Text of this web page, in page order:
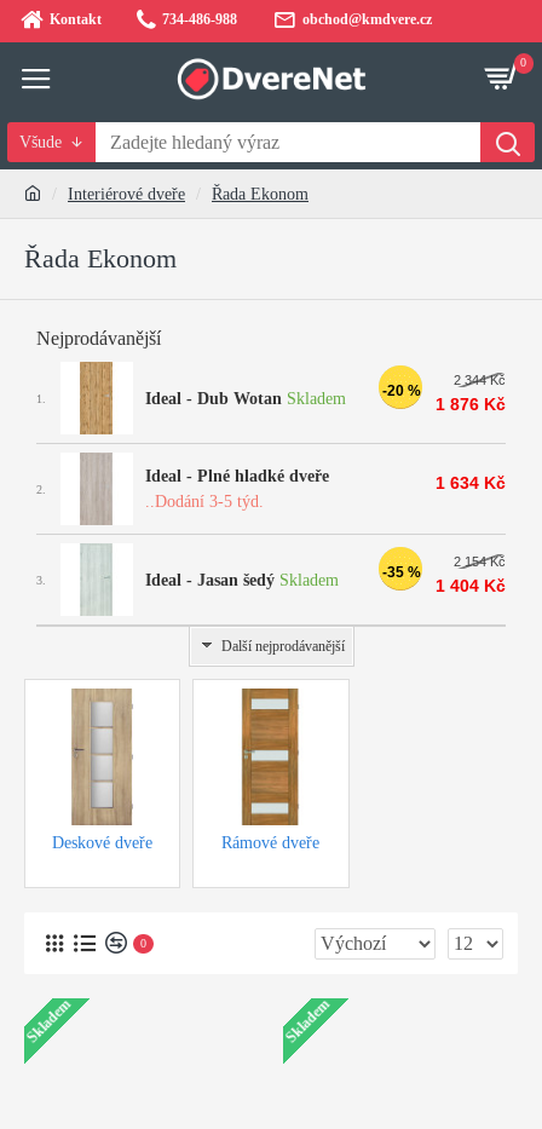
Kontakt 734-486-988 obchod@kmdvere.cz
0
Všude
Interiérové dveře Řada Ekonom
Řada Ekonom
Nejprodávanější
1. Ideal - Dub Wotan Skladem -20 %
2 344 Kč
1 876 Kč
2.
Ideal - Plné hladké dveře
..Dodání 3-5 týd.
1 634 Kč
3. Ideal - Jasan šedý Skladem -35 %
2 154 Kč
1 404 Kč
Další nejprodávanější
Deskové dveře Rámové dveře
0
Skladem Skladem